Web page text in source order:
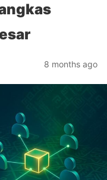
8 months ago